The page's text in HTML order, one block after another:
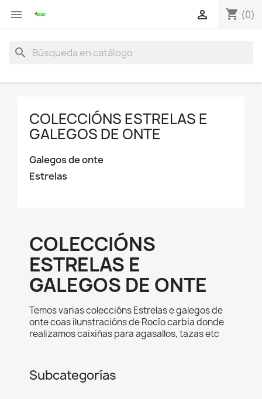
 shopping_cart (0)

search
COLECCIÓNS ESTRELAS E
GALEGOS DE ONTE
Galegos de onte
Estrelas
COLECCIÓNS
ESTRELAS E
GALEGOS DE ONTE
Temos varias coleccións Estrelas e galegos de
onte coas ilunstracións de Rocío carbia donde
realizamos caixiñas para agasallos, tazas etc
Subcategorías